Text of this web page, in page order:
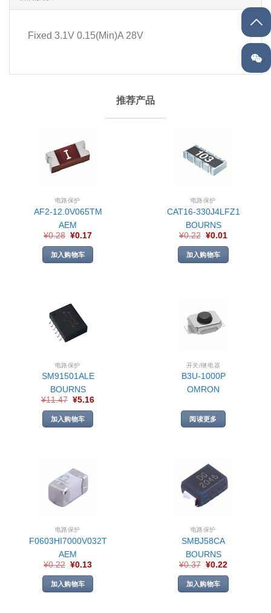
Fixed 3.1V 0.15(Min)A 28V
推荐产品
电路保护
AF2-12.0V065TM
AEM
¥0.28 ¥0.17
加入购物车
电路保护
CAT16-330J4LFZ1
BOURNS
¥0.22 ¥0.01
加入购物车
电路保护
SM91501ALE
BOURNS
¥11.47 ¥5.16
加入购物车
开关/继电器
B3U-1000P
OMRON
阅读更多
电路保护
F0603HI7000V032T
AEM
¥0.22 ¥0.13
加入购物车
电路保护
SMBJ58CA
BOURNS
¥0.37 ¥0.22
加入购物车